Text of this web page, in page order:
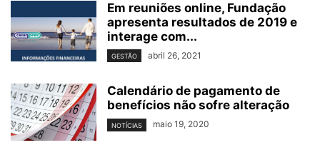
Em reuniões online, Fundação
apresenta resultados de 2019 e
interage com...
GESTÃO abril 26, 2021
Calendário de pagamento de
benefícios não sofre alteração
NOTÍCIAS maio 19, 2020